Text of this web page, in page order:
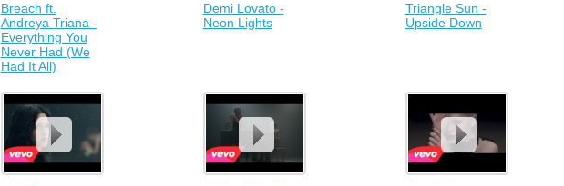
Breach ft.
Andreya Triana -
Everything You
Never Had (We
Had It All)
Demi Lovato -
Neon Lights
Triangle Sun -
Upside Down